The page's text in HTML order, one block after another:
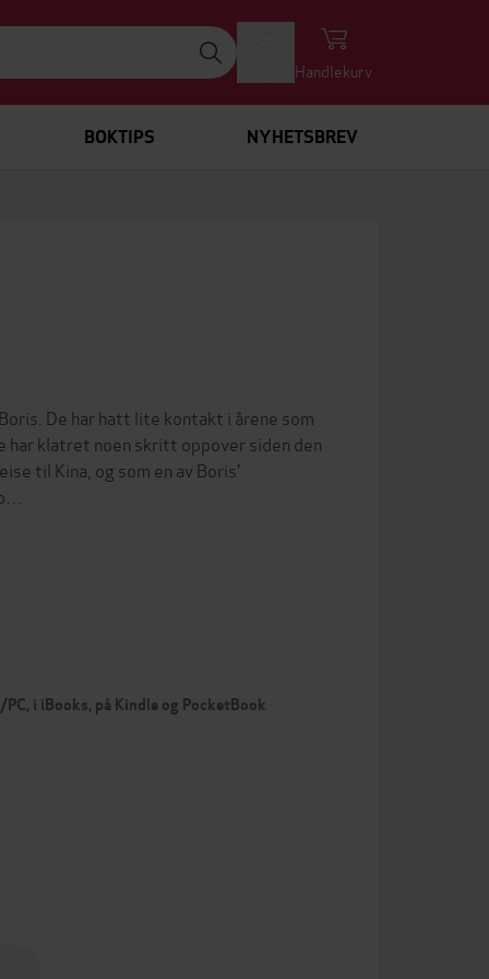
Handlekurv
BOKTIPS NYHETSBREV
De har hatt lite kontakt i årene som
har klatret noen skritt oppover siden den
til Kina, og som en av Boris'
i iBooks, på Kindle og PocketBook